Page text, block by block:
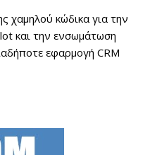
χαμηλού κώδικα για την
και την ενσωμάτωση
εφαρμογή CRM